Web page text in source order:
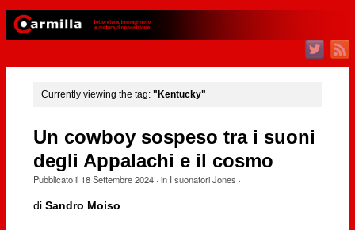
Currently viewing the tag: "Kentucky"
Un cowboy sospeso tra i suoni
degli Appalachi e il cosmo
Pubblicato il 18 Settembre 2024· in I suonatori Jones ·
di Sandro Moiso